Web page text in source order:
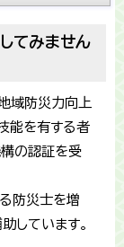
てみません
域防災力向上
能を有する者
の認証を受
防災士を増
しています。